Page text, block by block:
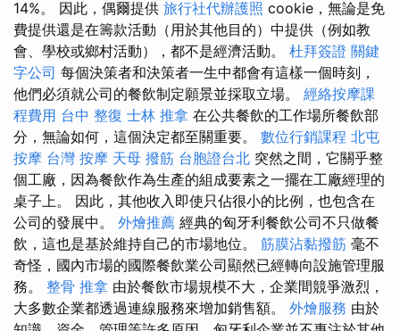
14%。 因此，偶爾提供 旅行社代辦護照 cookie，無論是免
費提供還是在籌款活動（用於其他目的）中提供（例如教
會、學校或鄉村活動），都不是經濟活動。 杜拜簽證 關鍵
字公司 每個決策者和決策者一生中都會有這樣一個時刻，
他們必須就公司的餐飲制定願景並採取立場。 經絡按摩課
程費用 台中 整復 士林 推拿 在公共餐飲的工作場所餐飲部
分，無論如何，這個決定都至關重要。 數位行銷課程 北屯
按摩 台灣 按摩 天母 撥筋 台胞證台北 突然之間，它關乎整
個工廠，因為餐飲作為生產的組成要素之一擺在工廠經理的
桌子上。 因此，其他收入即使只佔很小的比例，也包含在
公司的發展中。 外燴推薦 經典的匈牙利餐飲公司不只做餐
飲，這也是基於維持自己的市場地位。 筋膜沾黏撥筋 毫不
奇怪，國內市場的國際餐飲業公司顯然已經轉向設施管理服
務。 整骨 推拿 由於餐飲市場規模不大，企業間競爭激烈，
大多數企業都透過連線服務來增加銷售額。 外燴服務 由於